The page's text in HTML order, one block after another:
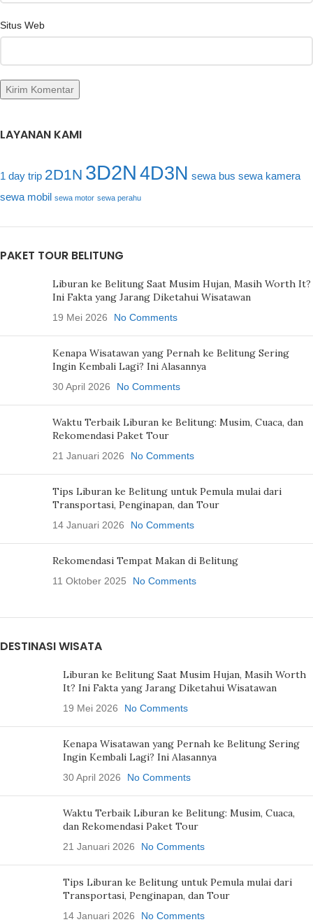
Situs Web
LAYANAN KAMI
1 day trip 2D1N 3D2N 4D3N sewa bus sewa kamera
sewa mobil sewa motor sewa perahu
PAKET TOUR BELITUNG
Liburan ke Belitung Saat Musim Hujan, Masih Worth It?
Ini Fakta yang Jarang Diketahui Wisatawan
19 Mei 2026 No Comments
Kenapa Wisatawan yang Pernah ke Belitung Sering
Ingin Kembali Lagi? Ini Alasannya
30 April 2026 No Comments
Waktu Terbaik Liburan ke Belitung: Musim, Cuaca, dan
Rekomendasi Paket Tour
21 Januari 2026 No Comments
Tips Liburan ke Belitung untuk Pemula mulai dari
Transportasi, Penginapan, dan Tour
14 Januari 2026 No Comments
Rekomendasi Tempat Makan di Belitung
11 Oktober 2025 No Comments
DESTINASI WISATA
Liburan ke Belitung Saat Musim Hujan, Masih Worth
It? Ini Fakta yang Jarang Diketahui Wisatawan
19 Mei 2026 No Comments
Kenapa Wisatawan yang Pernah ke Belitung Sering
Ingin Kembali Lagi? Ini Alasannya
30 April 2026 No Comments
Waktu Terbaik Liburan ke Belitung: Musim, Cuaca,
dan Rekomendasi Paket Tour
21 Januari 2026 No Comments
Tips Liburan ke Belitung untuk Pemula mulai dari
Transportasi, Penginapan, dan Tour
14 Januari 2026 No Comments